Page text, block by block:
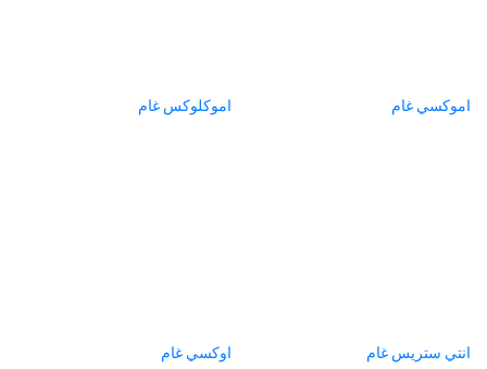
اموكسي غام اموكلوكس غام
انتي ستريس غام اوكسي غام